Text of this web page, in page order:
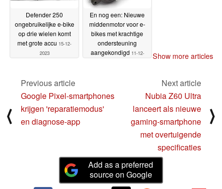
Defender 250
ongebruikelijke e-bike
op drie wielen komt
met grote accu 15-12-
2023
En nog een: Nieuwe
middenmotor voor e-
bikes met krachtige
ondersteuning
aangekondigd 11-12-
Show more articles
⟨
Previous article
Google Pixel-smartphones
krijgen 'reparatiemodus'
en diagnose-app
Next article
Nubia Z60 Ultra
lanceert als nieuwe
gaming-smartphone
met overtuigende
specificaties
⟩
Add as a preferred
source on Google